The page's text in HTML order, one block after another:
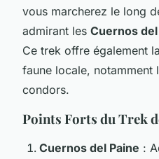
vous marcherez le long
admirant les Cuernos del
Ce trek offre également
faune locale, notamment
condors.
Points Forts du Trek
Cuernos del Paine :